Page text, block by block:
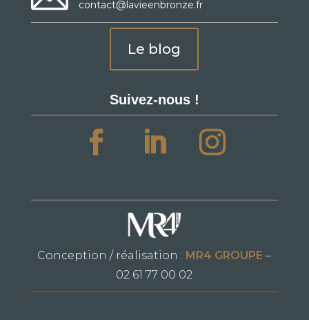
contact@lavieenbronze.fr
Le blog
Suivez-nous !
Conception / réalisation : MR4 GROUPE –
02 61 77 00 02